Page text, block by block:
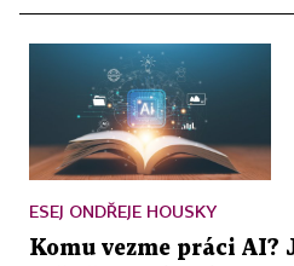
ESEJ ONDŘEJE HOUSKY
Komu vezme práci AI?